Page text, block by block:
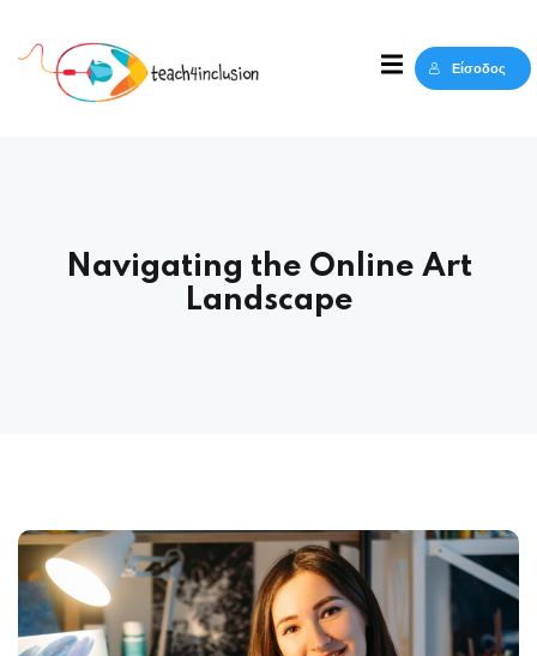
Είσοδος
Navigating the Online Art
Landscape